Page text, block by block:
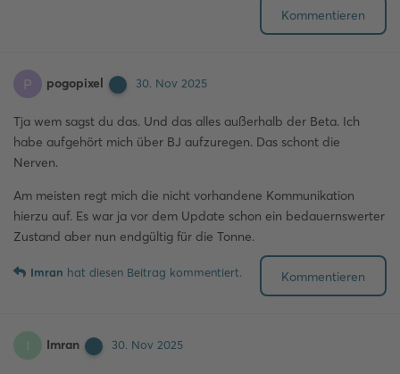
Kommentieren
P pogopixel 30. Nov 2025
Tja wem sagst du das. Und das alles außerhalb der Beta. Ich
habe aufgehört mich über BJ aufzuregen. Das schont die
Nerven.
Am meisten regt mich die nicht vorhandene Kommunikation
hierzu auf. Es war ja vor dem Update schon ein bedauernswerter
Zustand aber nun endgültig für die Tonne.
Kommentieren
Imran hat diesen Beitrag kommentiert.
I Imran 30. Nov 2025